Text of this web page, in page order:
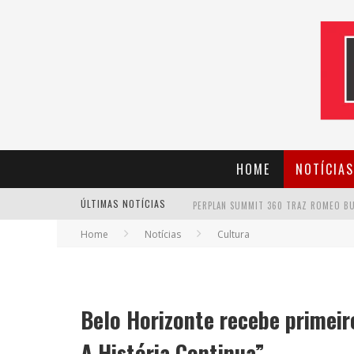
HOME NOTÍCIAS
ÚLTIMAS NOTÍCIAS
CANTOR EVANDRO JR. NA
Home Notícias Cultura
Belo Horizonte recebe